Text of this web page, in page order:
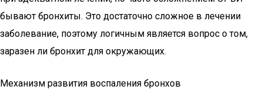
бывают бронхиты. Это достаточно сложное в лечении
заболевание, поэтому логичным является вопрос о том,
заразен ли бронхит для окружающих.
Механизм развития воспаления бронхов